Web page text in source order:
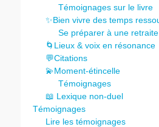
Témoignages sur le livre
✨Bien vivre des temps
Se préparer à une
🌀Lieux & voix en résonance
💬Citations
💫Moment-étincelle
Témoignages
📖 Lexique non-duel
Témoignages
Lire les témoignages